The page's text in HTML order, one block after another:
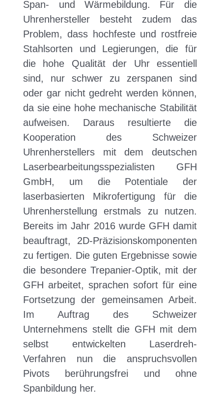
Span- und Wärmebildung. Für die
Uhrenhersteller besteht zudem das
Problem, dass hochfeste und rostfreie
Stahlsorten und Legierungen, die für
die hohe Qualität der Uhr essentiell
sind, nur schwer zu zerspanen sind
oder gar nicht gedreht werden können,
da sie eine hohe mechanische Stabilität
aufweisen. Daraus resultierte die
Kooperation des Schweizer
Uhrenherstellers mit dem deutschen
Laserbearbeitungsspezialisten GFH
GmbH, um die Potentiale der
laserbasierten Mikrofertigung für die
Uhrenherstellung erstmals zu nutzen.
Bereits im Jahr 2016 wurde GFH damit
beauftragt, 2D-Präzisionskomponenten
zu fertigen. Die guten Ergebnisse sowie
die besondere Trepanier-Optik, mit der
GFH arbeitet, sprachen sofort für eine
Fortsetzung der gemeinsamen Arbeit.
Im Auftrag des Schweizer
Unternehmens stellt die GFH mit dem
selbst entwickelten Laserdreh-
Verfahren nun die anspruchsvollen
Pivots berührungsfrei und ohne
Spanbildung her.